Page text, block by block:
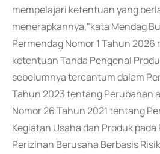
mempelajari ketentuan yang
menerapkannya,"kata Mendag
Permendag Nomor 1 Tahun
ketentuan Tanda Pengenal
sebelumnya tercantum dalam
Tahun 2023 tentang Perubahan
Nomor 26 Tahun 2021 tentang
Kegiatan Usaha dan Produk
Perizinan Berusaha Berbasis